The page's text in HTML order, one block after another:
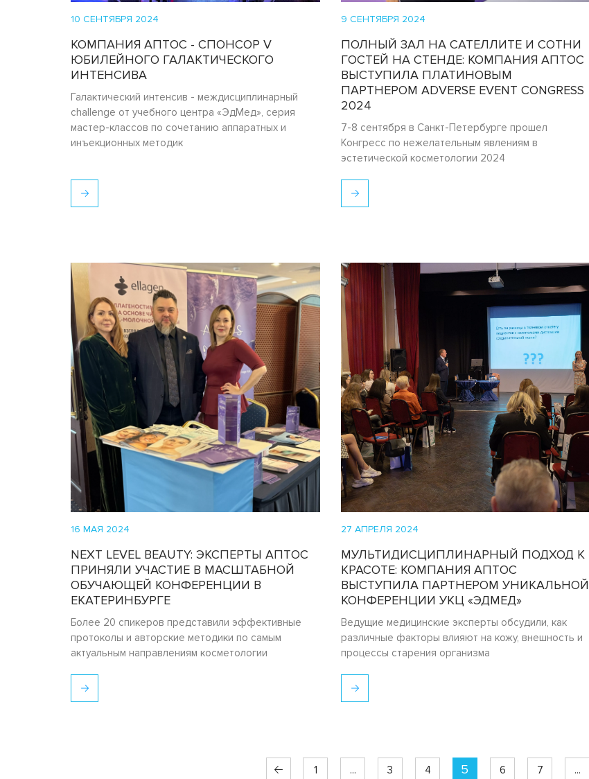
10 СЕНТЯБРЯ 2024
КОМПАНИЯ АПТОС - СПОНСОР V
ЮБИЛЕЙНОГО ГАЛАКТИЧЕСКОГО
ИНТЕНСИВА
Галактический интенсив - междисциплинарный
challenge от учебного центра «ЭдМед», серия
мастер-классов по сочетанию аппаратных и
инъекционных методик
9 СЕНТЯБРЯ 2024
ПОЛНЫЙ ЗАЛ НА САТЕЛЛИТЕ И СОТНИ
ГОСТЕЙ НА СТЕНДЕ: КОМПАНИЯ АПТОС
ВЫСТУПИЛА ПЛАТИНОВЫМ
ПАРТНЕРОМ ADVERSE EVENT CONGRESS
2024
7-8 сентября в Санкт-Петербурге прошел
Конгресс по нежелательным явлениям в
эстетической косметологии 2024
16 МАЯ 2024
NEXT LEVEL BEAUTY: ЭКСПЕРТЫ АПТОС
ПРИНЯЛИ УЧАСТИЕ В МАСШТАБНОЙ
ОБУЧАЮЩЕЙ КОНФЕРЕНЦИИ В
ЕКАТЕРИНБУРГЕ
Более 20 спикеров представили эффективные
протоколы и авторские методики по самым
актуальным направлениям косметологии
27 АПРЕЛЯ 2024
МУЛЬТИДИСЦИПЛИНАРНЫЙ ПОДХОД К
КРАСОТЕ: КОМПАНИЯ АПТОС
ВЫСТУПИЛА ПАРТНЕРОМ УНИКАЛЬНОЙ
КОНФЕРЕНЦИИ УКЦ «ЭДМЕД»
Ведущие медицинские эксперты обсудили, как
различные факторы влияют на кожу, внешность и
процессы старения организма
1 ... 3 4 5 6 7 ...